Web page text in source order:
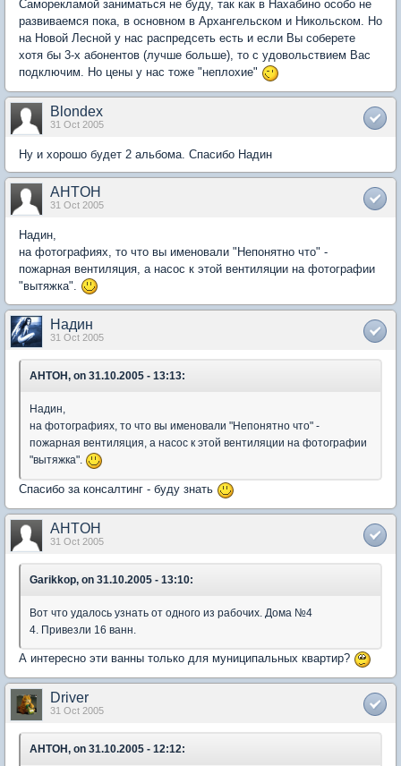
Саморекламой заниматься не буду, так как в Нахабино особо не
развиваемся пока, в основном в Архангельском и Никольском. Но
на Новой Лесной у нас распредсеть есть и если Вы соберете
хотя бы 3-х абонентов (лучше больше), то с удовольствием Вас
подключим. Но цены у нас тоже "неплохие"
Blondex
31 Oct 2005
Ну и хорошо будет 2 альбома. Спасибо Надин
AHTOH
31 Oct 2005
Надин,
на фотографиях, то что вы именовали "Непонятно что" -
пожарная вентиляция, а насос к этой вентиляции на фотографии
"вытяжка".
Надин
31 Oct 2005
AHTOH, on 31.10.2005 - 13:13:
Надин,
на фотографиях, то что вы именовали "Непонятно что" -
пожарная вентиляция, а насос к этой вентиляции на фотографии
"вытяжка".
Спасибо за консалтинг - буду знать
AHTOH
31 Oct 2005
Garikkop, on 31.10.2005 - 13:10:
Вот что удалось узнать от одного из рабочих. Дома №4
4. Привезли 16 ванн.
А интересно эти ванны только для муниципальных квартир?
Driver
31 Oct 2005
AHTOH, on 31.10.2005 - 12:12: